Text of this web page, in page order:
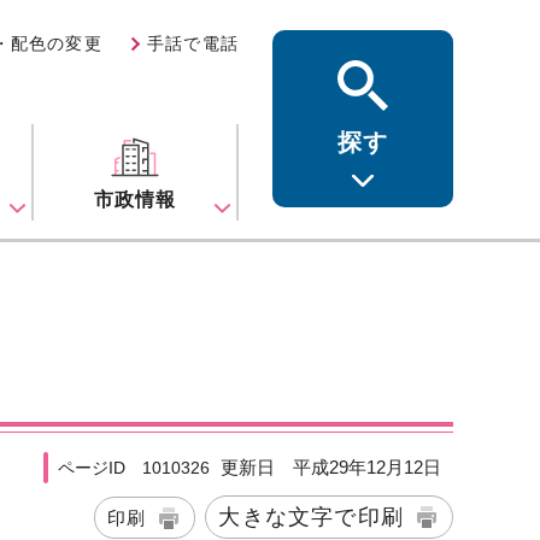
配色の変更 手話で電話
市政情報
探す
ページID 1010326 更新日 平成29年12月12日
印刷 大きな文字で印刷